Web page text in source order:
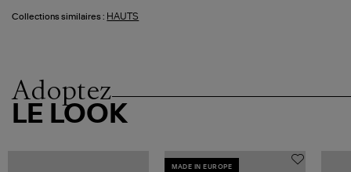
Collections similaires : HAUTS
Adoptez
LE LOOK
MADE IN EUROPE